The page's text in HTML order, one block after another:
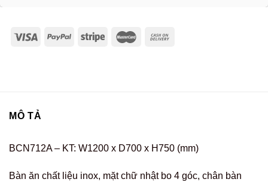
MÔ TẢ
BCN712A – KT: W1200 x D700 x H750 (mm)
Bàn ăn chất liệu inox, mặt chữ nhật bo 4 góc, chân bàn